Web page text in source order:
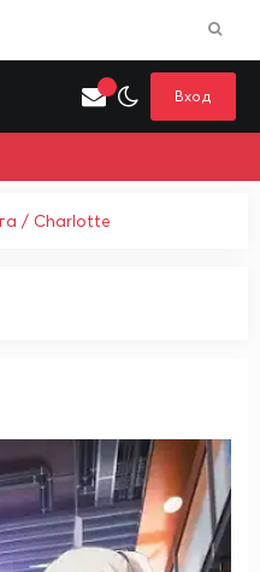
для поиска
Вход
/ Charlotte